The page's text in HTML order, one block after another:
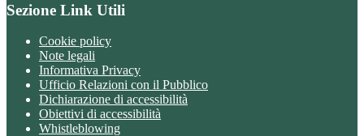
Sezione Link Utili
Cookie policy
Note legali
Informativa Privacy
Ufficio Relazioni con il Pubblico
Dichiarazione di accessibilità
Obiettivi di accessibilità
Whistleblowing